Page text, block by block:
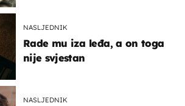
NASLJEDNIK
Rade mu iza leđa, a on toga
nije svjestan
NASLJEDNIK